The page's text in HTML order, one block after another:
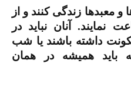
و معبدها زندگی کنند و از
نمایند. آنان نباید در
داشته باشند یا شب
باید همیشه در همان